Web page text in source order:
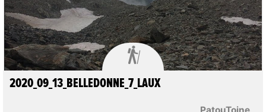

2020_09_13_BELLEDONNE_7_LAUX